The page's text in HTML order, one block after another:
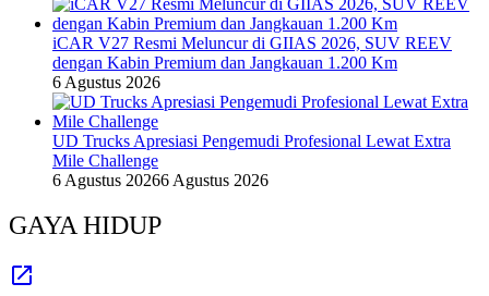
iCAR V27 Resmi Meluncur di GIIAS 2026, SUV REEV
dengan Kabin Premium dan Jangkauan 1.200 Km
6 Agustus 2026
UD Trucks Apresiasi Pengemudi Profesional Lewat Extra
Mile Challenge
6 Agustus 20266 Agustus 2026
GAYA HIDUP